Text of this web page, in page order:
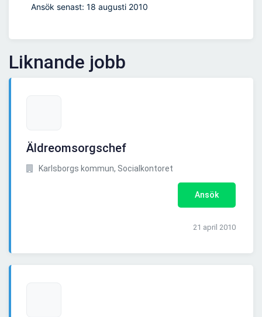
Ansök senast: 18 augusti 2010
Liknande jobb
Äldreomsorgschef
Karlsborgs kommun, Socialkontoret
Ansök
21 april 2010